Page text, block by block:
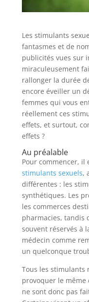
Les stimulants
fantasmes et de
publicités vues sur
miraculeusement
rallonger la durée
encore éveiller un
femmes qui vous
réellement ces
effets, et surtout,
effets ?
Au préalable
Pour commencer, il
stimulants sexuels,
différentes : les
synthétiques. Les
les commerces
pharmacies, tandis
souvent réservés à
médecin comme
un quelconque
Tous les stimulants
provoquer le même
ne sont donc pas